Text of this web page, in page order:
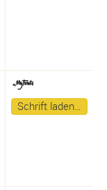
Schrift laden…